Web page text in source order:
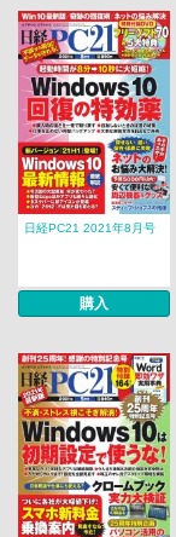
日経PC21 2021年8月号
購入